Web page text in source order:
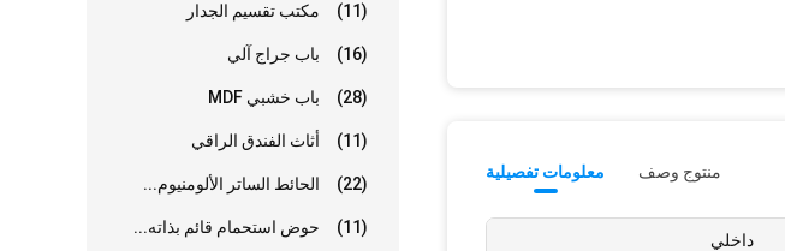
مكتب تقسيم الجدار (11)
باب جراج آلي (16)
باب خشبي MDF (28)
أثاث الفندق الراقي (11)
الحائط الساتر الألومنيوم... (22)
حوض استحمام قائم بذاته... (11)
معلومات تفصيلية منتوج وصف
داخلي